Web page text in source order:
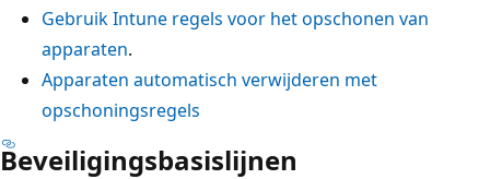
Gebruik Intune regels voor het opschonen van
apparaten.
Apparaten automatisch verwijderen met
opschoningsregels
Beveiligingsbasislijnen